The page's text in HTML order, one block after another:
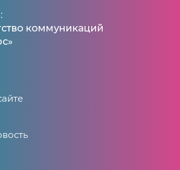
коммуникаций